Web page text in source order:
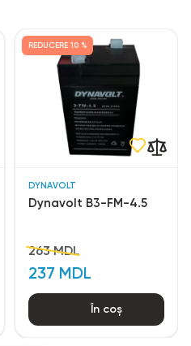
DYNAVOLT
Dynavolt В3-FM-4.5
263 MDL
237 MDL
REDUCERE 10 %
În coș